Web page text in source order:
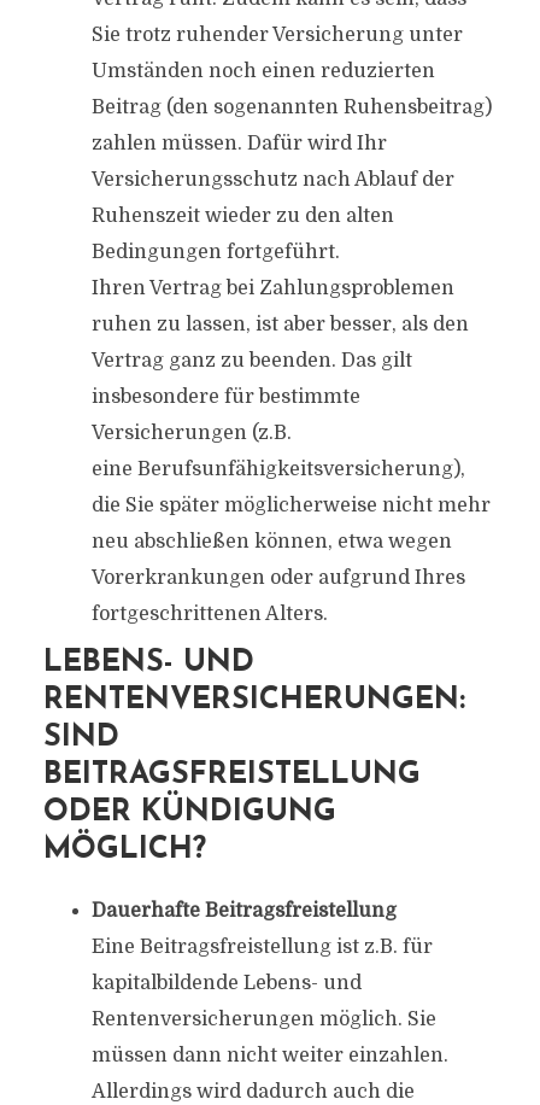
Sie trotz ruhender Versicherung unter
Umständen noch einen reduzierten
Beitrag (den sogenannten Ruhensbeitrag)
zahlen müssen. Dafür wird Ihr
Versicherungsschutz nach Ablauf der
Ruhenszeit wieder zu den alten
Bedingungen fortgeführt.
Ihren Vertrag bei Zahlungsproblemen
ruhen zu lassen, ist aber besser, als den
Vertrag ganz zu beenden. Das gilt
insbesondere für bestimmte
Versicherungen (z.B.
eine Berufsunfähigkeitsversicherung),
die Sie später möglicherweise nicht mehr
neu abschließen können, etwa wegen
Vorerkrankungen oder aufgrund Ihres
fortgeschrittenen Alters.
LEBENS- UND
RENTENVERSICHERUNGEN:
SIND
BEITRAGSFREISTELLUNG
ODER KÜNDIGUNG
MÖGLICH?
Dauerhafte Beitragsfreistellung
Eine Beitragsfreistellung ist z.B. für
kapitalbildende Lebens- und
Rentenversicherungen möglich. Sie
müssen dann nicht weiter einzahlen.
Allerdings wird dadurch auch die